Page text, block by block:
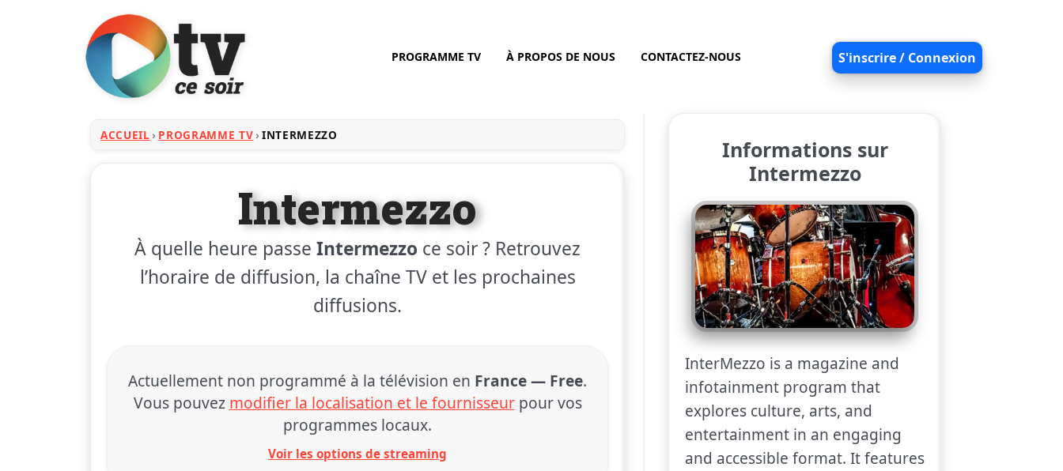
PROGRAMME TV À PROPOS DE NOUS CONTACTEZ-NOUS S'inscrire / Connexion
ACCUEIL PROGRAMME TV INTERMEZZO
Intermezzo
À quelle heure passe Intermezzo ce soir ? Retrouvez
l’horaire de diffusion, la chaîne TV et les prochaines
diffusions.
Actuellement non programmé à la télévision en France — Free.
Vous pouvez modifier la localisation et le fournisseurpour vos
programmes locaux.
Voir les options de streaming
Informations sur
Intermezzo
InterMezzo is a magazine and
infotainment program that
explores culture, arts, and
entertainment in an engaging
and accessible format. It features